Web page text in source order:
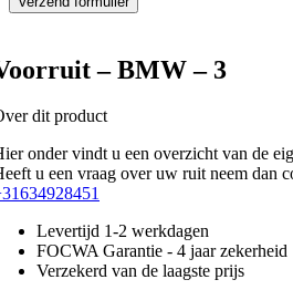
– BMW – 3
dit product
onder vindt u een overzicht van de
u een vraag over uw ruit neem dan
Levertijd 1-2 werkdagen
FOCWA Garantie - 4 jaar zekerheid
Verzekerd van de laagste prijs